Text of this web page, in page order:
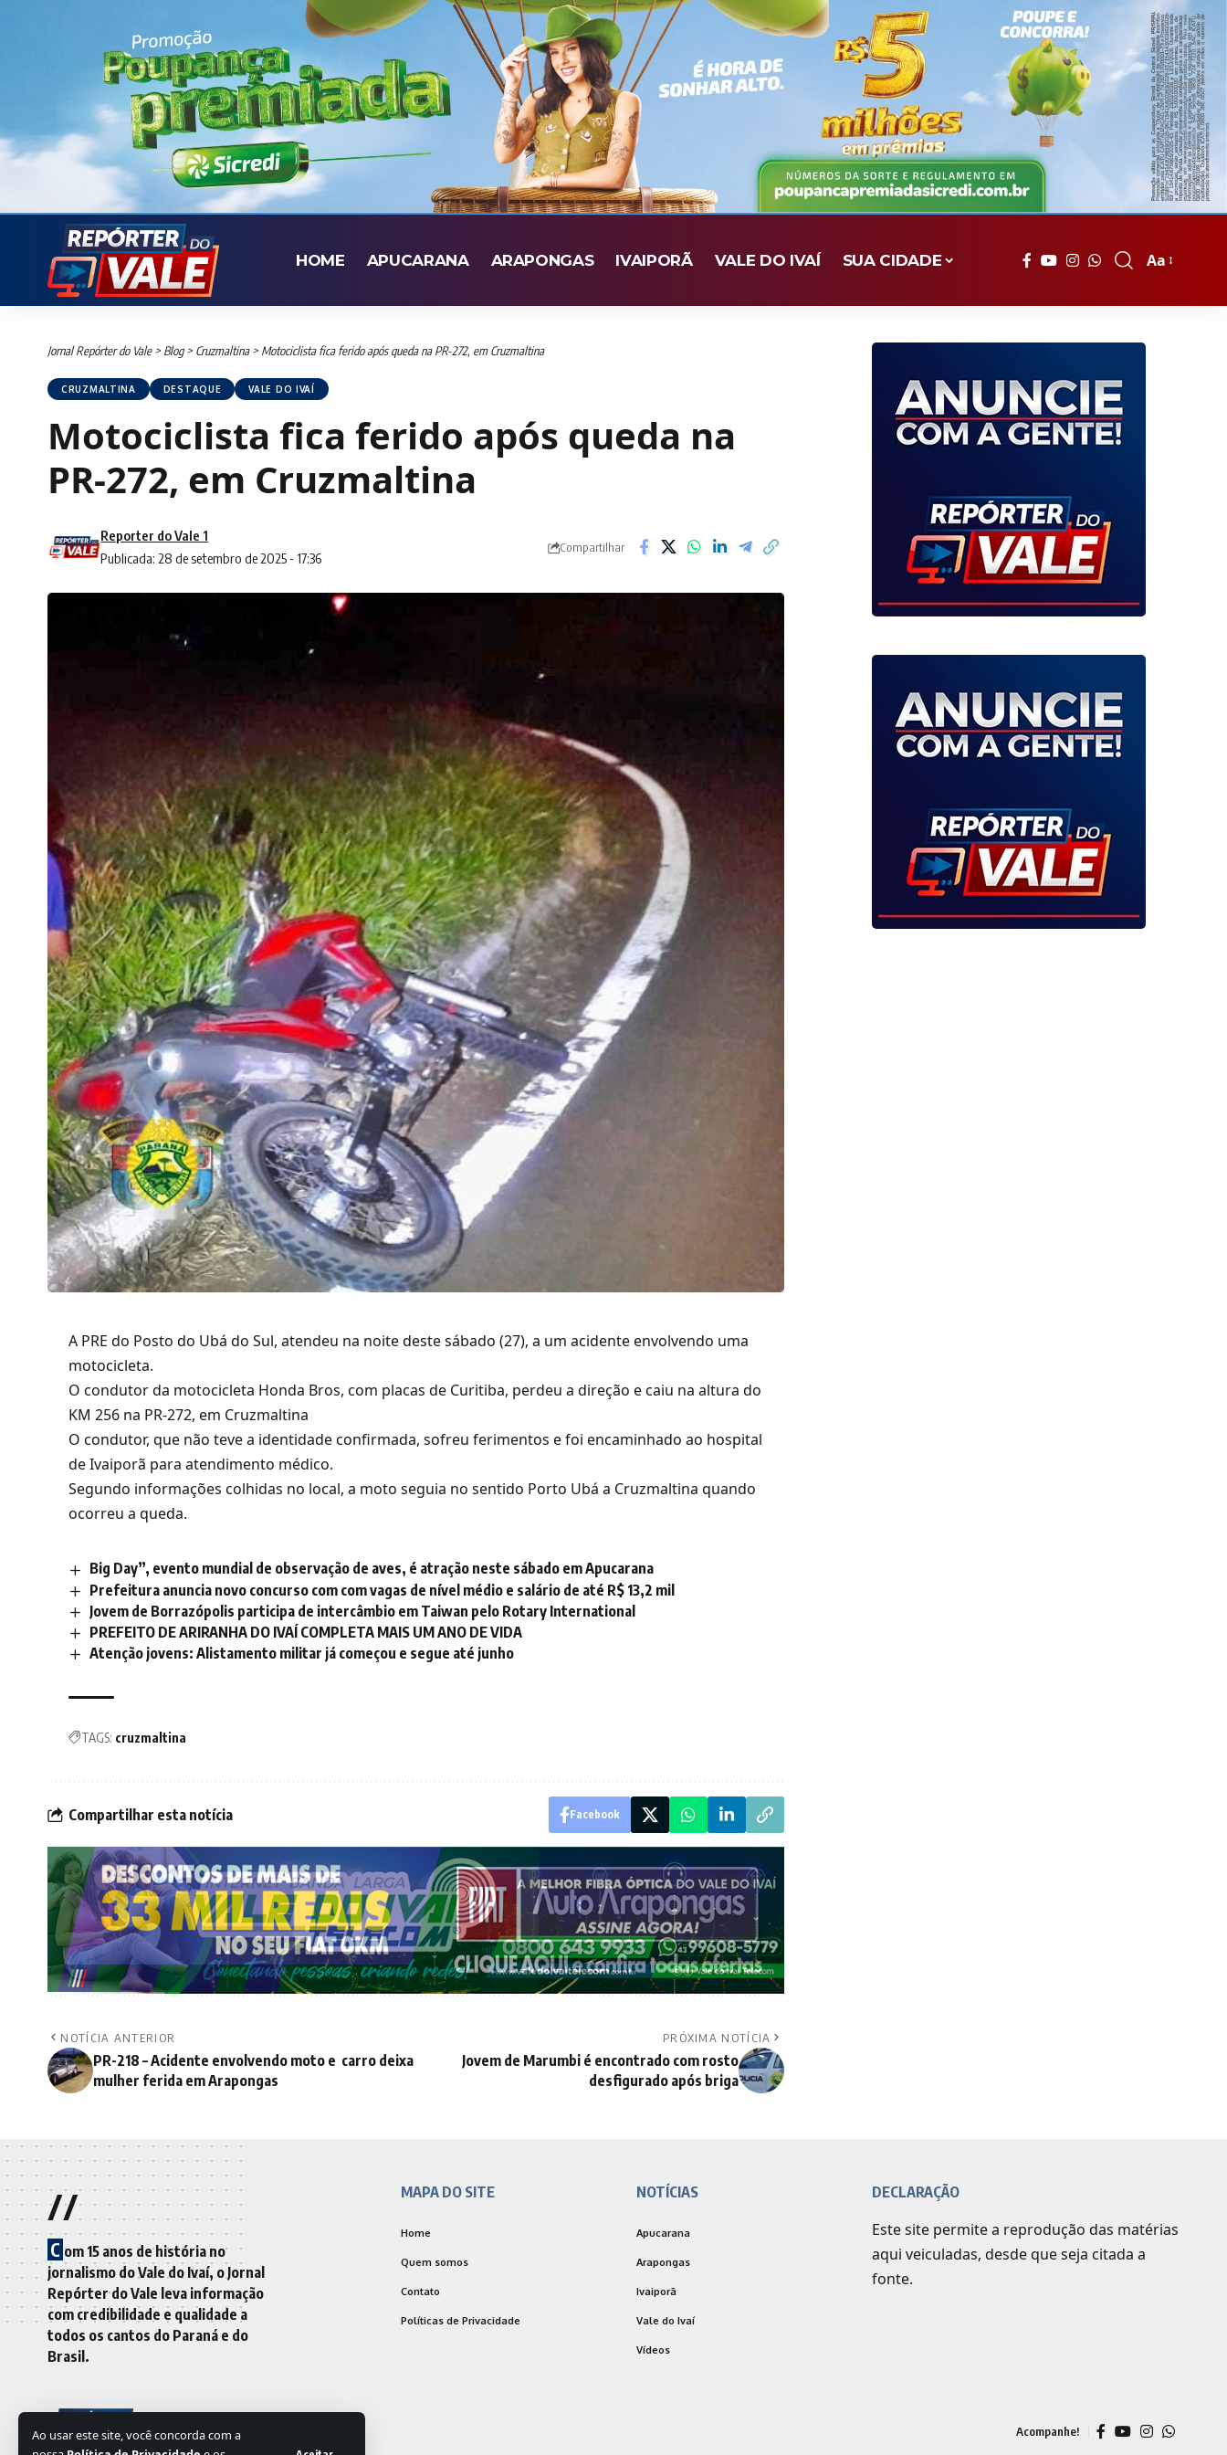
Ao usar este site, você concorda com a
HOME APUCARANA ARAPONGAS IVAIPORÃ VALE DO IVAÍ SUA CIDADE
Font
Aa
Jornal Repórter do Vale> Blog> Cruzmaltina> Motociclista fica ferido após queda na PR-272, em Cruzmaltina
CRUZMALTINA DESTAQUE VALE DO IVAÍ
Motociclista fica ferido após queda na
PR-272, em Cruzmaltina
Publicada: 28 de setembro de 2025 - 17:36
Reporter do Vale 1
Compartilhar
A PRE do Posto do Ubá do Sul, atendeu na noite deste sábado (27), a um acidente envolvendo uma
motocicleta.
O condutor da motocicleta Honda Bros, com placas de Curitiba, perdeu a direção e caiu na altura do
KM 256 na PR-272, em Cruzmaltina
O condutor, que não teve a identidade confirmada, sofreu ferimentos e foi encaminhado ao hospital
de Ivaiporã para atendimento médico.
Segundo informações colhidas no local, a moto seguia no sentido Porto Ubá a Cruzmaltina quando
ocorreu a queda.
Big Day”, evento mundial de observação de aves, é atração neste sábado em Apucarana
Prefeitura anuncia novo concurso com com vagas de nível médio e salário de até R$ 13,2 mil
Jovem de Borrazópolis participa de intercâmbio em Taiwan pelo Rotary International
PREFEITO DE ARIRANHA DO IVAÍ COMPLETA MAIS UM ANO DE VIDA
Atenção jovens: Alistamento militar já começou e segue até junho
TAGS: cruzmaltina
Compartilhar esta notícia Facebook
NOTÍCIA ANTERIOR
PR-218 – Acidente envolvendo moto e carro deixa
mulher ferida em Arapongas
PRÓXIMA NOTÍCIA
Jovem de Marumbi é encontrado com rosto
desfigurado após briga
//
C om 15 anos de história no
jornalismo do Vale do Ivaí, o Jornal
Repórter do Vale leva informação
com credibilidade e qualidade a
todos os cantos do Paraná e do
Brasil.
MAPA DO SITE
Home
Quem somos
Contato
Políticas de Privacidade
NOTÍCIAS
Apucarana
Arapongas
Ivaiporã
Vale do Ivaí
Vídeos
DECLARAÇÃO
Este site permite a reprodução das matérias
aqui veiculadas, desde que seja citada a
fonte.
Acompanhe!